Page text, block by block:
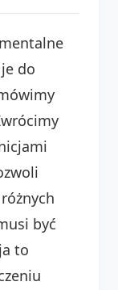
do
być
to